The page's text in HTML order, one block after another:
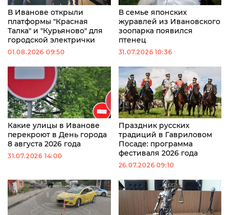
В Иванове открыли
платформы "Красная
Талка" и "Курьяново" для
городской электрички
01.08.2026 09:50
В семье японских
журавлей из Ивановского
зоопарка появился
птенец
31.07.2026 10:36
Какие улицы в Иванове
перекроют в День города
8 августа 2026 года
31.07.2026 14:00
Праздник русских
традиций в Гавриловом
Посаде: программа
фестиваля 2026 года
26.07.2026 09:10